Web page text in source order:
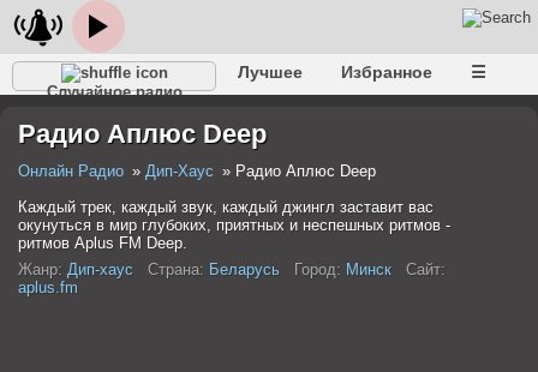
Случайное радио
Лучшее Избранное ☰
Радио Аплюс Deep
Онлайн Радио Дип-Хаус
Радио Аплюс Deep
Каждый трек, каждый звук, каждый джингл заставит вас
окунуться в мир глубоких, приятных и неспешных ритмов -
ритмов Aplus FM Deep.
Жанр: Дип-хаус Страна: Беларусь Город: Минск
Сайт:
aplus.fm